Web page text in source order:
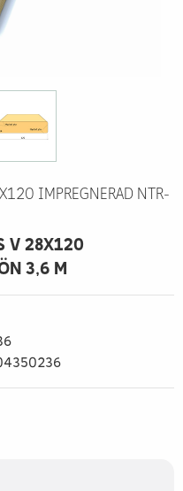
IMPREGNERAD NTR-
V 28X120
3,6 M